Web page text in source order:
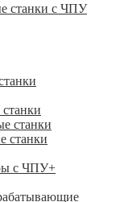
станки с ЧПУ
станки
станки
с ЧПУ+